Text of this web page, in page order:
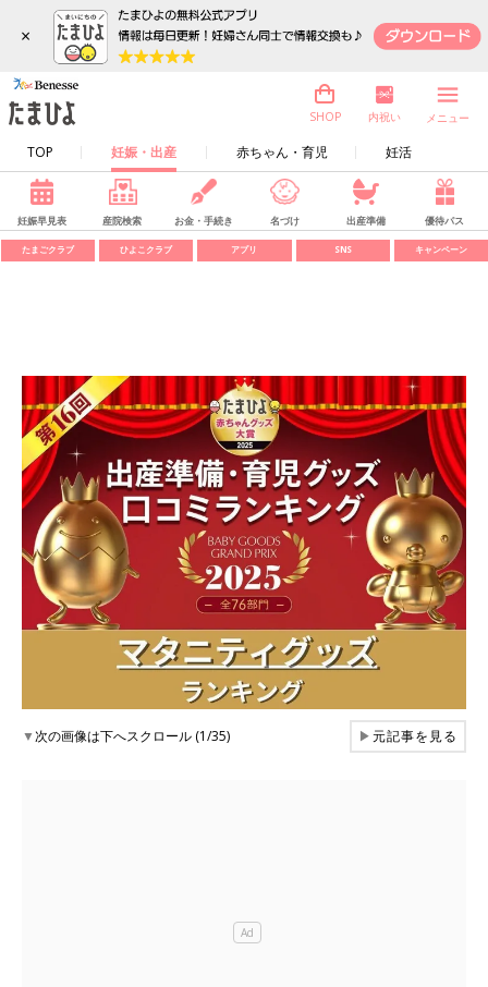
×
TOP 妊娠・出産 赤ちゃん・育児 妊活
SHOP 内祝い メニュー
妊娠早見表 産院検索 お金・手続き 名づけ 出産準備 優待パス
たまごクラブ ひよこクラブ アプリ SNS キャンペーン
▼次の画像は下へスクロール (1/35) ▶元記事を見る